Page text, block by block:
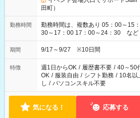
田町）
勤務時間
勤務時間は、複数あり 05：00～15
30～17：00 17：00～24：30 など
務もあります。 【休憩】60分+他休憩あり 交替で取得します。
安全面に配慮しこまめな休憩があり
期間 9/17～9/27 ※10日間
特徴 週1日からOK / 履歴書不要 / 40～50
OK / 服装自由 / シフト勤務 / 10名以
し / パソコンスキル不要
気になる！ 応募する